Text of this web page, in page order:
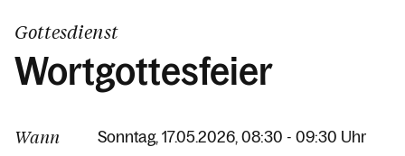
Gottesdienst
Wortgottesfeier
Wann Sonntag, 17.05.2026, 08:30 - 09:30 Uhr